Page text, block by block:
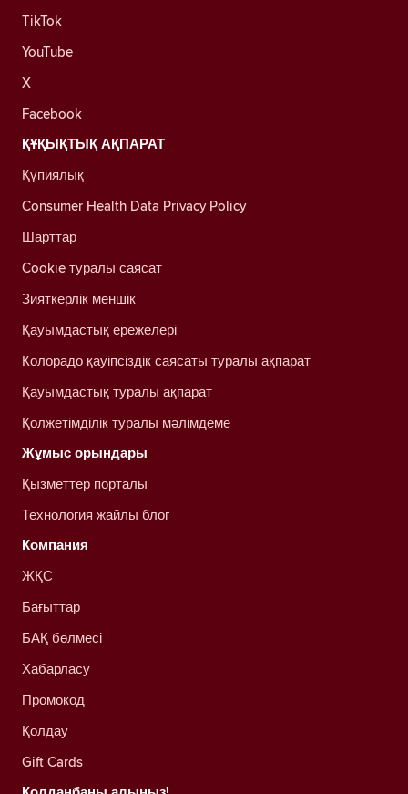
TikTok
YouTube
X
Facebook
ҚҰҚЫҚТЫҚ АҚПАРАТ
Құпиялық
Consumer Health Data Privacy Policy
Шарттар
Cookie туралы саясат
Зияткерлік меншік
Қауымдастық ережелері
Колорадо қауіпсіздік саясаты туралы ақпарат
Қауымдастық туралы ақпарат
Қолжетімділік туралы мәлімдеме
Жұмыс орындары
Қызметтер порталы
Технология жайлы блог
Компания
ЖҚС
Бағыттар
БАҚ бөлмесі
Хабарласу
Промокод
Қолдау
Gift Cards